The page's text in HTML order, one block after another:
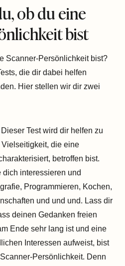
ob du eine
bist
Scanner-Persönlichkeit bist?
die dir dabei helfen
Hier stellen wir dir zwei
Dieser Test wird dir helfen zu
die eine
betroffen bist.
interessieren und
Programmieren, Kochen,
und und und. Lass dir
deinen Gedanken freien
Ende sehr lang ist und eine
Interessen aufweist, bist
Persönlichkeit. Denn